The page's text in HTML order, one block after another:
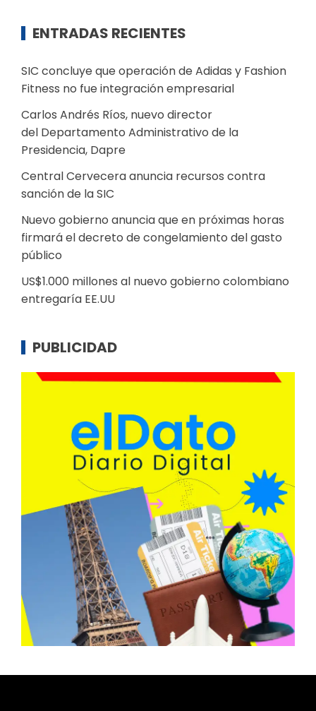
ENTRADAS RECIENTES
SIC concluye que operación de Adidas y Fashion
Fitness no fue integración empresarial
Carlos Andrés Ríos, nuevo director
del Departamento Administrativo de la
Presidencia, Dapre
Central Cervecera anuncia recursos contra
sanción de la SIC
Nuevo gobierno anuncia que en próximas horas
firmará el decreto de congelamiento del gasto
público
US$1.000 millones al nuevo gobierno colombiano
entregaría EE.UU
PUBLICIDAD